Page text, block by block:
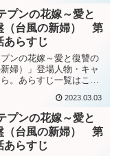
ルの情報などはサンド
だとパダ...
プンの花嫁～愛と
（台風の新婦） 第
あらすじ
ンの花嫁～愛と復讐の
婦）」登場人物・キャ
。あらすじ一覧はこち
風の新婦）」第８５話あ
ーズマリーアワーズの
まで助け...
2023.03.03
プンの花嫁～愛と
（台風の新婦） 第
あらすじ